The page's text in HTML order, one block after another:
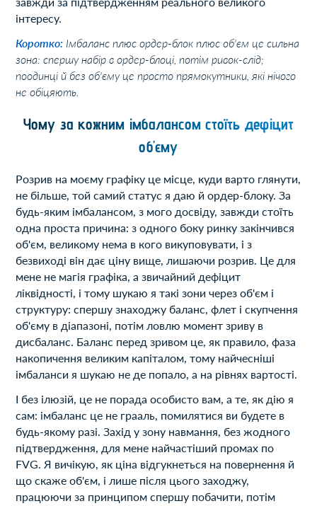
інтересу.
Коротко: Імбаланс плюс ордер-блок плюс об'єм це сильна
зона: спершу набір в ордер-блоці, потім ривок-слід;
поодинці й без об'єму це просто прямокутники, які нічого
не обіцяють.
Чому за кожним імбалансом стоїть дефіцит
об'єму
Розрив на моєму графіку це місце, куди варто глянути,
не більше, той самий статус я даю й ордер-блоку. За
будь-яким імбалансом, з мого досвіду, завжди стоїть
одна проста причина: з одного боку ринку закінчився
об'єм, великому нема в кого викуповувати, і з
безвиході він дає ціну вище, лишаючи розрив. Це для
мене не магія графіка, а звичайний дефіцит
ліквідності, і тому шукаю я такі зони через об'єм і
структуру: спершу знаходжу баланс, флет і скупчення
об'єму в діапазоні, потім ловлю момент зриву в
дисбаланс. Баланс перед зривом це, як правило, фаза
накопичення великим капіталом, тому найчесніші
імбаланси я шукаю не де попало, а на рівнях вартості.
І без ілюзій, це не порада особисто вам, а те, як дію я
сам: імбаланс це не грааль, помилятися ви будете в
будь-якому разі. Захід у зону навмання, без жодного
підтвердження, для мене найчастіший промах по
FVG. Я вичікую, як ціна відгукнеться на повернення й
що скаже об'єм, і лише після цього заходжу,
працюючи за принципом спершу побачити, потім